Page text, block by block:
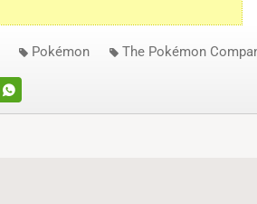
Pokémon The Pokémon